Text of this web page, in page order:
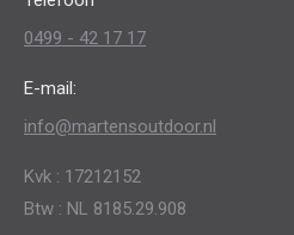
0499 - 42 17 17
E-mail:
info@martensoutdoor.nl
Kvk : 17212152
Btw : NL 8185.29.908